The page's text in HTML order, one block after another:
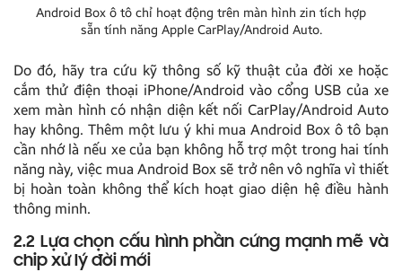
Android Box ô tô chỉ hoạt động trên màn hình zin tích hợp
sẵn tính năng Apple CarPlay/Android Auto.
Do đó, hãy tra cứu kỹ thông số kỹ thuật của đời xe hoặc
cắm thử điện thoại iPhone/Android vào cổng USB của xe
xem màn hình có nhận diện kết nối CarPlay/Android Auto
hay không. Thêm một lưu ý khi mua Android Box ô tô bạn
cần nhớ là nếu xe của bạn không hỗ trợ một trong hai tính
năng này, việc mua Android Box sẽ trở nên vô nghĩa vì thiết
bị hoàn toàn không thể kích hoạt giao diện hệ điều hành
thông minh.
2.2 Lựa chọn cấu hình phần cứng mạnh mẽ và
chip xử lý đời mới